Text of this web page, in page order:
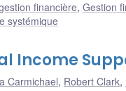
financière,Gestion
systémique
Income
Carmichael, Robert Clark,